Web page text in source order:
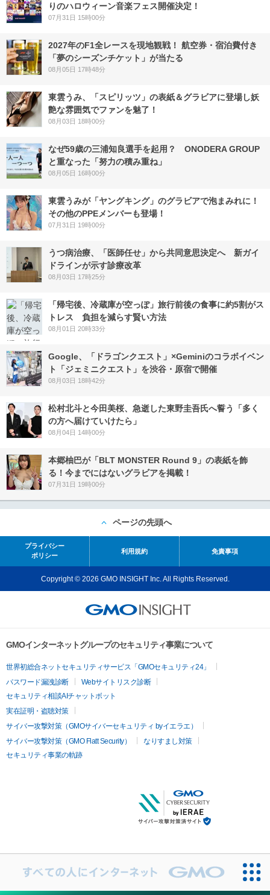
りのハロウィーン音楽フェス開催決定！
07月31日 15時00分
2027年のF1全レースを現地観戦！ 航空券・宿泊費付き
「夢のシーズンチケット」が当たる
08月05日 17時48分
東雲うみ、「スピリッツ」の表紙＆グラビアに登場し妖
艶な雰囲気でファンを魅了！
08月03日 18時00分
なぜ59歳の三浦知良選手を起用？ ONODERA GROUP
と重なった「努力の積み重ね」
08月05日 16時00分
東雲うみが「ヤングキング」のグラビアで泡まみれに！
その他のPPEメンバーも登場！
07月31日 19時00分
うつ病治療、「医師任せ」から共同意思決定へ 新ガイ
ドラインが示す診療改革
08月03日 17時25分
「帰宅後、冷蔵庫が空っぽ」旅行前後の食事に約5割がス
トレス 負担を減らす賢い方法
08月01日 20時33分
Google、「ドラゴンクエスト」×Geminiのコラボイベン
ト「ジェミニクエスト」を渋谷・原宿で開催
08月03日 18時42分
松村北斗と今田美桜、急逝した東野圭吾氏へ誓う「多く
の方へ届けていけたら」
08月04日 14時00分
本郷柚巴が「BLT MONSTER Round 9」の表紙を飾
る！今までにはないグラビアを掲載！
07月31日 19時00分
ページの先頭へ
プライバシー
ポリシー
利用規約 免責事項
Copyright © 2026 GMO INSIGHT Inc. All Rights Reserved.
GMOインターネットグループのセキュリティ事業について
世界初総合ネットセキュリティサービス「GMOセキュリティ24」
パスワード漏洩診断
Webサイトリスク診断
セキュリティ相談AIチャットボット
実在証明・盗聴対策
サイバー攻撃対策（GMOサイバーセキュリティ byイエラエ）
サイバー攻撃対策（GMO Flatt Security）
なりすまし対策
セキュリティ事業の軌跡